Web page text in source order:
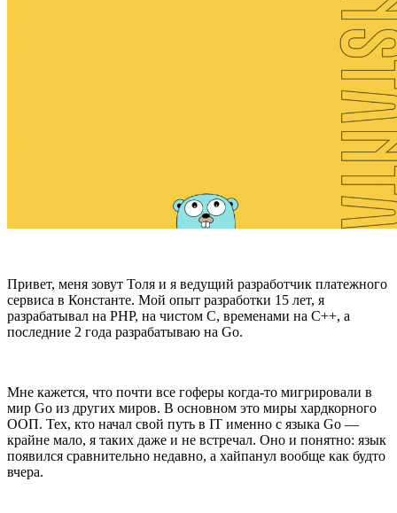
Привет, меня зовут Толя и я ведущий разработчик платежного
сервиса в Константе. Мой опыт разработки 15 лет, я
разрабатывал на PHP, на чистом C, временами на C++, а
последние 2 года разрабатываю на Go.
Мне кажется, что почти все гоферы когда-то мигрировали в
мир Go из других миров. В основном это миры хардкорного
ООП. Тех, кто начал свой путь в IT именно с языка Go —
крайне мало, я таких даже и не встречал. Оно и понятно: язык
появился сравнительно недавно, а хайпанул вообще как будто
вчера.